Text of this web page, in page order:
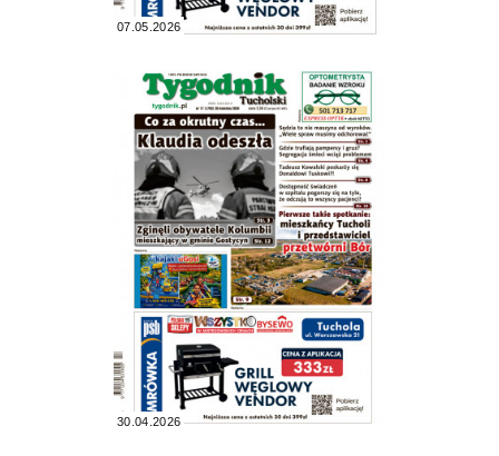
07.05.2026
30.04.2026